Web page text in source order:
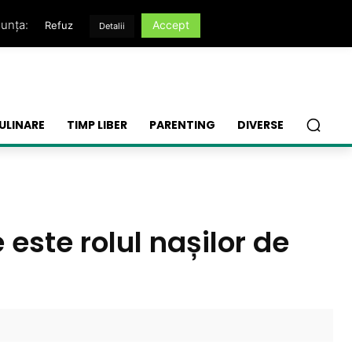
TIMP LIBER PARENTING DIVERSE
rolul nașilor de
Refuz Detalii Accept